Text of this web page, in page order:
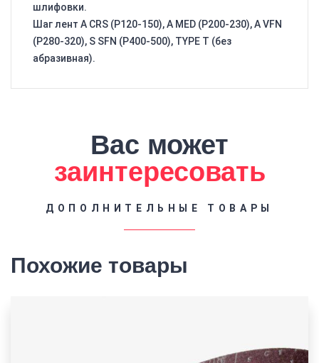
шлифовки.
Шаг лент A CRS (Р120-150), A MED (Р200-230), A VFN
(Р280-320), S SFN (Р400-500), TYPE T (без
абразивная).
Вас может
заинтересовать
ДОПОЛНИТЕЛЬНЫЕ ТОВАРЫ
Похожие товары